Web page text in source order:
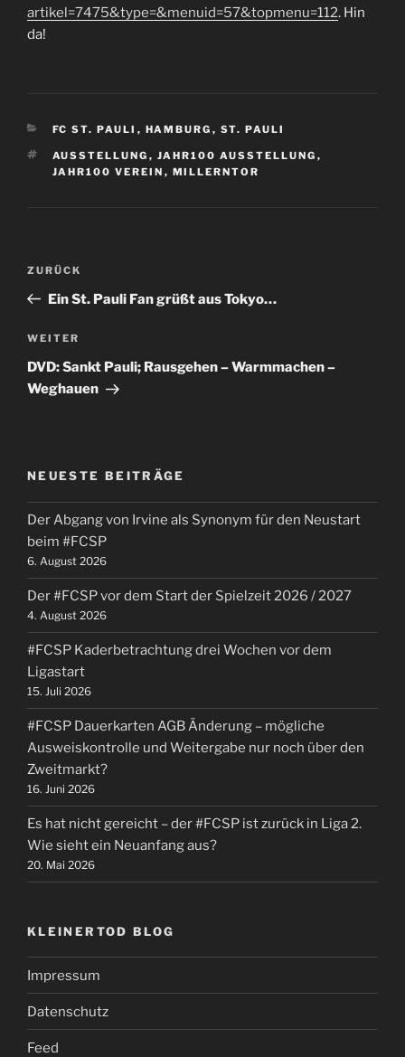
artikel=7475&type=&menuid=57&topmenu=112. Hin
da!
KATEGORIEN
FC ST. PAULI , HAMBURG , ST. PAULI
SCHLAGWÖRTER
AUSSTELLUNG , JAHR100 AUSSTELLUNG ,
JAHR100 VEREIN , MILLERNTOR
Beitragsnavigation
Vorheriger
Beitrag
ZURÜCK
Ein St. Pauli Fan grüßt aus Tokyo…
Nächster
Beitrag
WEITER
DVD: Sankt Pauli; Rausgehen – Warmmachen –
Weghauen
NEUESTE BEITRÄGE
Der Abgang von Irvine als Synonym für den Neustart
beim #FCSP
6. August 2026
Der #FCSP vor dem Start der Spielzeit 2026 / 2027
4. August 2026
#FCSP Kaderbetrachtung drei Wochen vor dem
Ligastart
15. Juli 2026
#FCSP Dauerkarten AGB Änderung – mögliche
Ausweiskontrolle und Weitergabe nur noch über den
Zweitmarkt?
16. Juni 2026
Es hat nicht gereicht – der #FCSP ist zurück in Liga 2.
Wie sieht ein Neuanfang aus?
20. Mai 2026
KLEINERTOD BLOG
Impressum
Datenschutz
Feed